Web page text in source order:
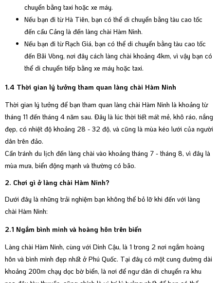
chuyển bằng taxi hoặc xe máy.
Nếu bạn đi từ Hà Tiên, bạn có thể di chuyển bằng tàu cao tốc
đến cầu Cảng là đến làng chài Hàm Ninh.
Nếu bạn đi từ Rạch Giá, bạn có thể di chuyển bằng tàu cao tốc
đến Bãi Vòng, nơi đây cách làng chài khoảng 4km, vì vậy bạn có
thể di chuyển tiếp bằng xe máy hoặc taxi.
1.4 Thời gian lý tưởng tham quan làng chài Hàm Ninh
Thời gian lý tưởng để bạn tham quan làng chài Hàm Ninh là khoảng từ
tháng 11 đến tháng 4 năm sau. Đây là lúc thời tiết mát mẻ, khô ráo, nắng
đẹp, có nhiệt độ khoảng 28 - 32 độ, và cũng là mùa kéo lưới của người
dân trên đảo.
Cần tránh du lịch đến làng chài vào khoảng tháng 7 - tháng 8, vì đây là
mùa mưa, biển động mạnh và thường có bão.
2. Chơi gì ở làng chài Hàm Ninh?
Dưới đây là những trải nghiệm bạn không thể bỏ lỡ khi đến với làng
chài Hàm Ninh:
2.1 Ngắm bình minh và hoàng hôn trên biển
Làng chài Hàm Ninh, cùng với Dinh Cậu, là 1 trong 2 nơi ngắm hoàng
hôn và bình minh đẹp nhất ở Phú Quốc. Tại đây có một cung đường dài
khoảng 200m chạy dọc bờ biển, là nơi để ngư dân di chuyển ra khu